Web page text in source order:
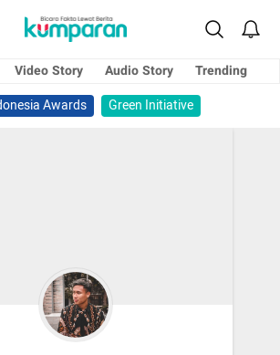
Video Story Audio Story
Trending
Awards
Green Initiative